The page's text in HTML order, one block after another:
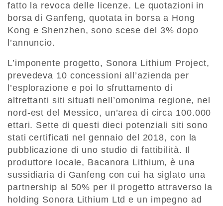
fatto la revoca delle licenze. Le quotazioni in
borsa di Ganfeng, quotata in borsa a Hong
Kong e Shenzhen, sono scese del 3% dopo
l’annuncio.
L’imponente progetto, Sonora Lithium Project,
prevedeva 10 concessioni all’azienda per
l’esplorazione e poi lo sfruttamento di
altrettanti siti situati nell’omonima regione, nel
nord-est del Messico, un’area di circa 100.000
ettari. Sette di questi dieci potenziali siti sono
stati certificati nel gennaio del 2018, con la
pubblicazione di uno studio di fattibilità. Il
produttore locale, Bacanora Lithium, è una
sussidiaria di Ganfeng con cui ha siglato una
partnership al 50% per il progetto attraverso la
holding Sonora Lithium Ltd e un impegno ad